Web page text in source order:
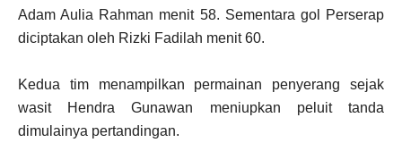
Adam Aulia Rahman menit 58. Sementara gol Perserap
diciptakan oleh Rizki Fadilah menit 60.
Kedua tim menampilkan permainan penyerang sejak
wasit Hendra Gunawan meniupkan peluit tanda
dimulainya pertandingan.